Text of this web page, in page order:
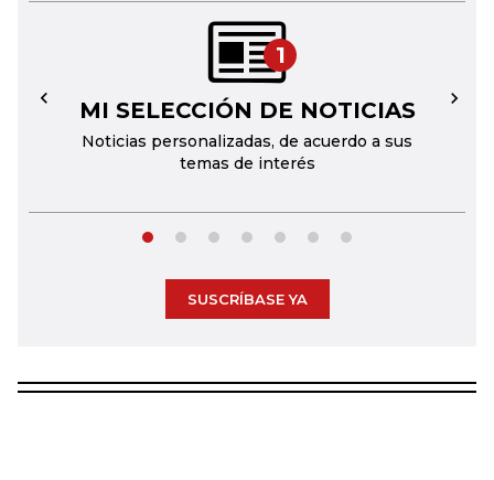
1
MI SELECCIÓN DE NOTICIAS
Noticias personalizadas, de acuerdo a sus
temas de interés
← →
SUSCRÍBASE YA